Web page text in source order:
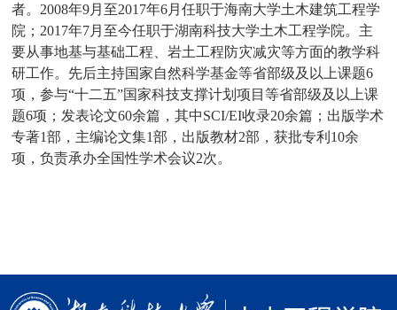
者。2008年9月至2017年6月任职于海南大学土木建筑工程学
院；2017年7月至今任职于湖南科技大学土木工程学院。主
要从事地基与基础工程、岩土工程防灾减灾等方面的教学科
研工作。先后主持国家自然科学基金等省部级及以上课题6
项，参与“十二五”国家科技支撑计划项目等省部级及以上课
题6项；发表论文60余篇，其中SCI/EI收录20余篇；出版学术
专著1部，主编论文集1部，出版教材2部，获批专利10余
项，负责承办全国性学术会议2次。